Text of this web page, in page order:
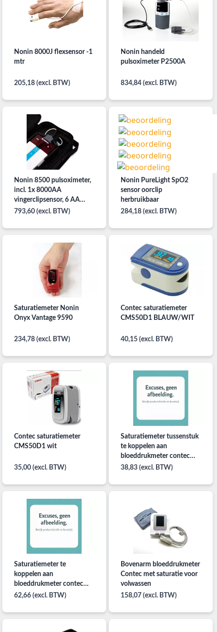
Nonin 8000J flexsensor -1
mtr
205,18 (excl. BTW)
Nonin handeld
pulsoximeter P2500A
834,84 (excl. BTW)
Nonin 8500 pulsoximeter,
incl. 1x 8000AA
vingerclipsensor, 6 AA
batterijen en handleiding.
793,60 (excl. BTW)
Nonin PureLight SpO2
sensor oorclip
herbruikbaar
284,18 (excl. BTW)
Saturatiemeter Nonin
Onyx Vantage 9590
234,78 (excl. BTW)
Contec saturatiemeter
CMS50D1 BLAUW/WIT
40,15 (excl. BTW)
Contec saturatiemeter
CMS50D1 wit
35,00 (excl. BTW)
Saturatiemeter tussenstuk
te koppelen aan
bloeddrukmeter contec
per stuk
38,83 (excl. BTW)
Saturatiemeter te
koppelen aan
bloeddrukmeter contec
volwassenen per stuk
62,66 (excl. BTW)
Bovenarm bloeddrukmeter
Contec met saturatie voor
volwassen
158,07 (excl. BTW)